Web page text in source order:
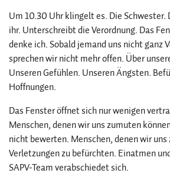
Um 10.30 Uhr klingelt es. Die
ihr. Unterschreibt die Verordnung. Das
denke ich. Sobald jemand uns nicht ganz
sprechen wir nicht mehr offen. Über
Unseren Gefühlen. Unseren Ängsten.
Hoffnungen.
Das Fenster öffnet sich nur wenigen
Menschen, denen wir uns zumuten
nicht bewerten. Menschen, denen wir uns
Verletzungen zu befürchten. Einatmen
SAPV-Team verabschiedet sich.